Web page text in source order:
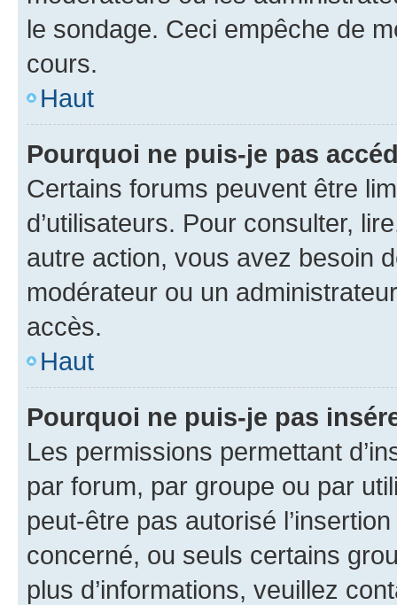
le sondage. Ceci empêche de
cours.
Haut
Pourquoi ne puis-je pas
Certains forums peuvent être
d’utilisateurs. Pour consulter,
autre action, vous avez besoin
modérateur ou un
accès.
Haut
Pourquoi ne puis-je pas
Les permissions permettant
par forum, par groupe ou par
peut-être pas autorisé
concerné, ou seuls certains
plus d’informations, veuillez